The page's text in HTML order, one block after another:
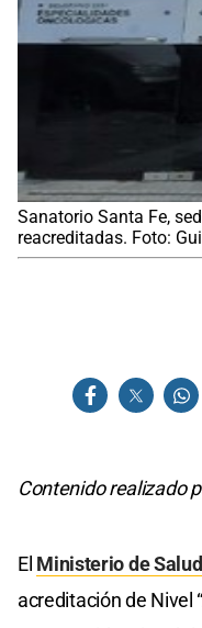
Sanatorio Santa Fe,
reacreditadas. Foto:
Contenido realizado
El Ministerio de
acreditación de Nivel